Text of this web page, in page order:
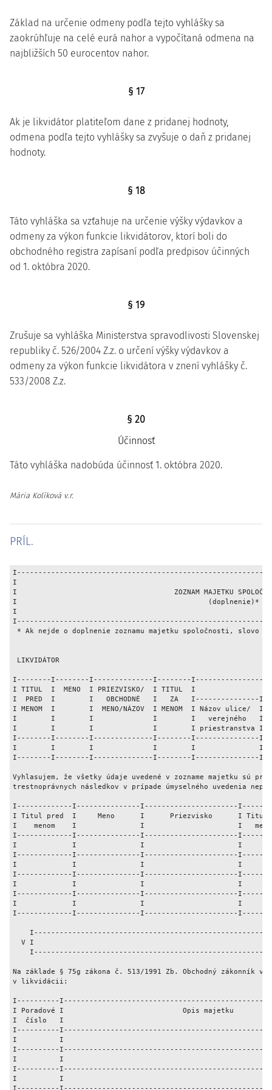
Základ na určenie odmeny podľa tejto vyhlášky sa
zaokrúhľuje na celé eurá nahor a vypočítaná odmena na
najbližších 50 eurocentov nahor.
§ 17
Ak je likvidátor platiteľom dane z pridanej hodnoty,
odmena podľa tejto vyhlášky sa zvyšuje o daň z pridanej
hodnoty.
§ 18
Táto vyhláška sa vzťahuje na určenie výšky výdavkov a
odmeny za výkon funkcie likvidátorov, ktorí boli do
obchodného registra zapísaní podľa predpisov účinných
od 1. októbra 2020.
§ 19
Zrušuje sa vyhláška Ministerstva spravodlivosti Slovenskej
republiky č. 526/2004 Z.z. o určení výšky výdavkov a
odmeny za výkon funkcie likvidátora v znení vyhlášky č.
533/2008 Z.z.
§ 20
Účinnosť
Táto vyhláška nadobúda účinnosť 1. októbra 2020.
Mária Kolíková v.r.
PRÍL.
I
I                                     ZOZNAM MAJETKU
I
I
* Ak nejde o doplnenie zoznamu majetku spoločnosti,
LIKVIDÁTOR
I--------I--------I--------------I--------
I TITUL  I  MENO  I PRIEZVISKO/  I TITUL  I
I  PRED  I        I   OBCHODNÉ   I   ZA
I MENOM  I        I  MENO/NÁZOV  I MENOM  I Názov ulice/
I        I        I              I        I   verejného   I
I        I        I              I        I priestranstva
I--------I--------I--------------I--------I---------------
I        I        I              I        I               I
I--------I--------I--------------I--------I---------------
Vyhlasujem, že všetky údaje uvedené v zozname majetku sú
trestnoprávnych následkov v prípade úmyselného uvedenia
I-------------I---------------I----------------------
I Titul pred  I     Meno      I      Priezvisko      I Titul za
I    menom    I               I                      I
I-------------I---------------I----------------------
I             I               I                      I
I-------------I---------------I----------------------
I             I               I                      I
I-------------I---------------I----------------------
I             I               I                      I
I-------------I---------------I----------------------
I             I               I                      I
I-------------I---------------I----------------------
I------------------------------------------------------
V I
I------------------------------------------------------
Na základe § 75g zákona č. 513/1991 Zb. Obchodný zákonník
v likvidácii:
I----------
I Poradové I                            Opis majetku
I  číslo   I
I----------
I          I
I----------
I          I
I----------
I          I